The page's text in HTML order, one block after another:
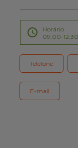
Serviços
Gama Eurorepar
Horário
09:00-
Telefone
E-mail